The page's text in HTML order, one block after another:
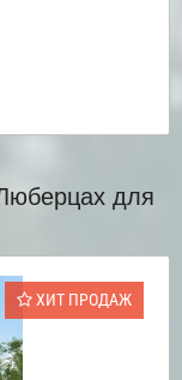
для
ХИТ ПРОДАЖ